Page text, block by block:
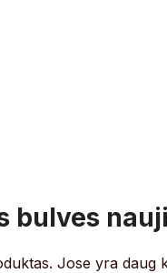
bulves
Jose yra daug